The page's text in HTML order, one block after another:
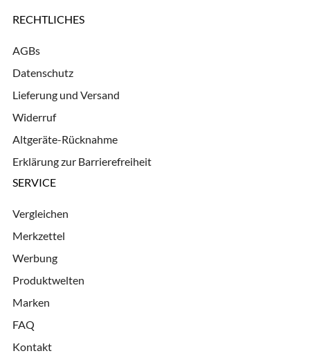
RECHTLICHES
AGBs
Datenschutz
Lieferung und Versand
Widerruf
Altgeräte-Rücknahme
Erklärung zur Barrierefreiheit
SERVICE
Vergleichen
Merkzettel
Werbung
Produktwelten
Marken
FAQ
Kontakt